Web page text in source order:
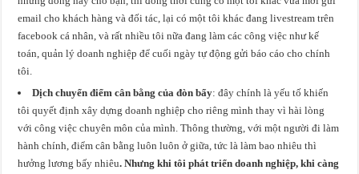
email cho khách hàng và đối tác, lại có một tôi khác đang livestream trên
facebook cá nhân, và rất nhiều tôi nữa đang làm các công việc như kế
toán, quản lý doanh nghiệp để cuối ngày tự động gửi báo cáo cho chính
tôi.
Dịch chuyển điểm cân bằng của đòn bẩy: đây chính là yếu tố khiến
tôi quyết định xây dựng doanh nghiệp cho riêng mình thay vì hài lòng
với công việc chuyên môn của mình. Thông thường, với một người đi làm
hành chính, điểm cân bằng luôn luôn ở giữa, tức là làm bao nhiêu thì
hưởng lương bấy nhiêu. Nhưng khi tôi phát triển doanh nghiệp, khi càng